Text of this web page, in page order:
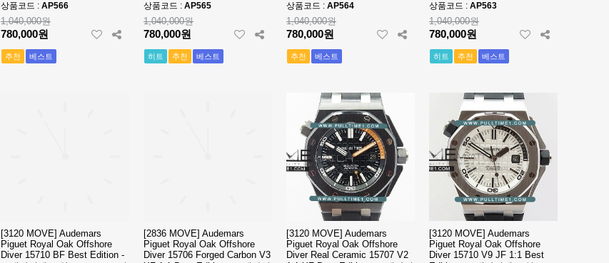
션
상품코드 : AP566
1,040,000원
780,000원
추천 베스트
션
상품코드 : AP565
1,040,000원
780,000원
히트 추천 베스트
션
상품코드 : AP564
1,040,000원
780,000원
추천 베스트
션
상품코드 : AP563
1,040,000원
780,000원
히트 추천 베스트
[3120 MOVE] Audemars
Piguet Royal Oak Offshore
Diver 15710 BF Best Edition -
[2836 MOVE] Audemars
Piguet Royal Oak Offshore
Diver 15706 Forged Carbon V3
[3120 MOVE] Audemars
Piguet Royal Oak Offshore
Diver Real Ceramic 15707 V2
[3120 MOVE] Audemars
Piguet Royal Oak Offshore
Diver 15710 V9 JF 1:1 Best